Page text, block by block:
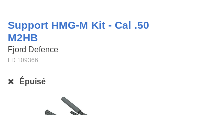
Support HMG-M Kit - Cal .50
M2HB
Fjord Defence
FD.109366
Épuisé